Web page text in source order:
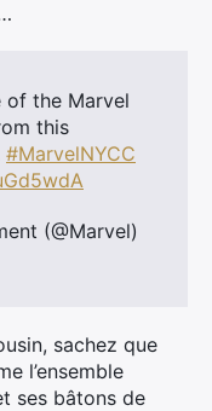
of the Marvel
this
#MarvelNYCC
(@Marvel)
sachez que
l’ensemble
ses bâtons de